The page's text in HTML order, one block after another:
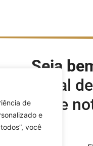
de
e
você
Seja
portal
e